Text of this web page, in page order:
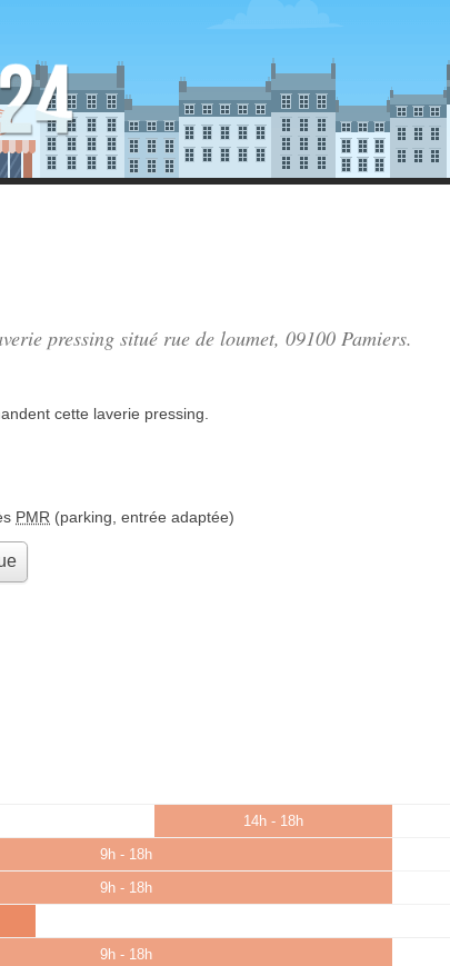
pressing situé rue de loumet, 09100 Pamiers.
cette laverie pressing.
PMR (parking, entrée adaptée)
14h - 18h
9h - 18h
9h - 18h
9h - 18h